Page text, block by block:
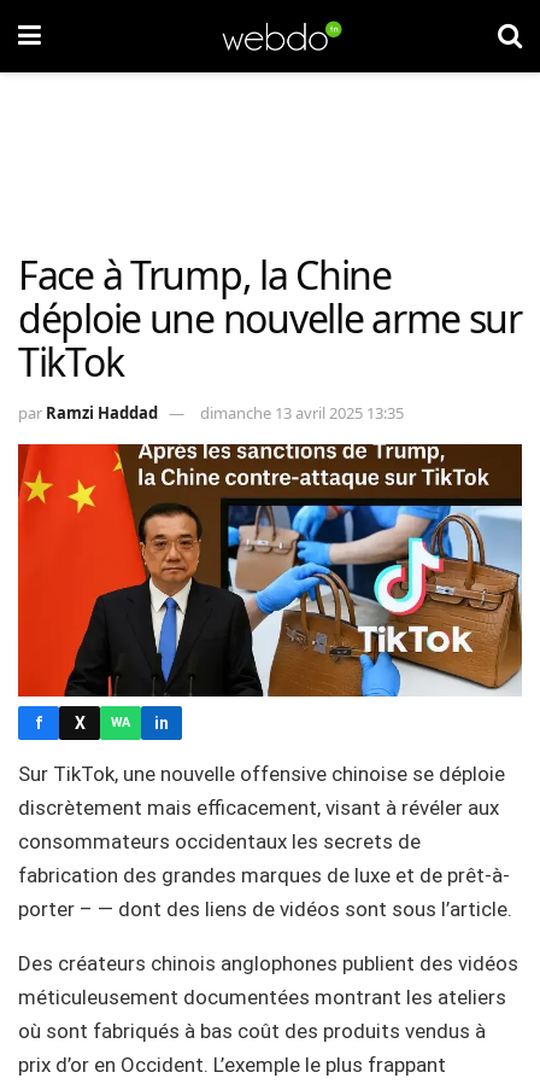
Face à Trump, la Chine
déploie une nouvelle arme sur
TikTok
par Ramzi Haddad dimanche 13 avril 2025 13:35
f X WA in
Sur TikTok, une nouvelle offensive chinoise se déploie
discrètement mais efficacement, visant à révéler aux
consommateurs occidentaux les secrets de
fabrication des grandes marques de luxe et de prêt-à-
porter – — dont des liens de vidéos sont sous l’article.
Des créateurs chinois anglophones publient des vidéos
méticuleusement documentées montrant les ateliers
où sont fabriqués à bas coût des produits vendus à
prix d’or en Occident. L’exemple le plus frappant